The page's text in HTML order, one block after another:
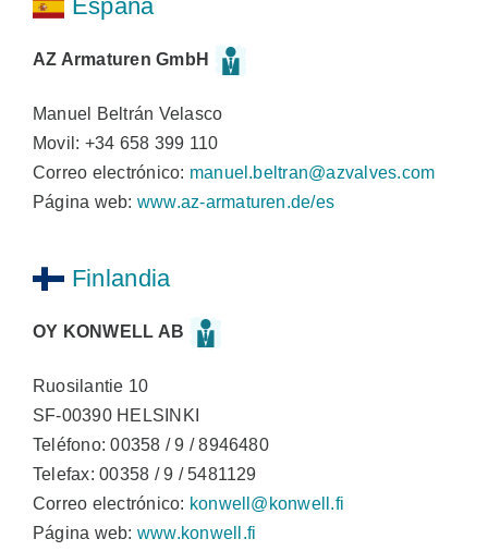
España
AZ Armaturen GmbH
Manuel Beltrán Velasco
Movil: +34 658 399 110
Correo electrónico: manuel.beltran@azvalves.com
Página web: www.az-armaturen.de/es
Finlandia
OY KONWELL AB
Ruosilantie 10
SF-00390 HELSINKI
Teléfono: 00358 / 9 / 8946480
Telefax: 00358 / 9 / 5481129
Correo electrónico: konwell@konwell.fi
Página web: www.konwell.fi